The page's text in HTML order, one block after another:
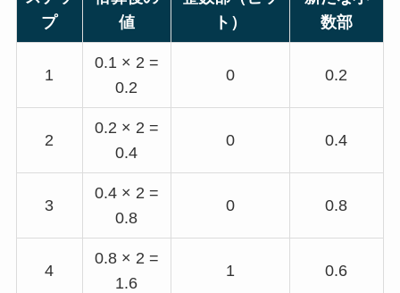
プ
値
ト）
数部
1
0.1 × 2 =
0.2
0 0.2
2
0.2 × 2 =
0.4
0 0.4
3
0.4 × 2 =
0.8
0 0.8
4
0.8 × 2 =
1.6
1 0.6